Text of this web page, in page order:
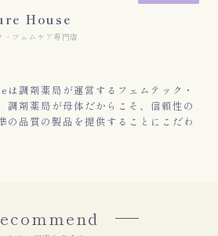
House
・フェムケア専門店
調剤薬局が運営するフェムテック・
調剤薬局が母体だからこそ、信頼性の
の品質の製品を提供することにこだわ